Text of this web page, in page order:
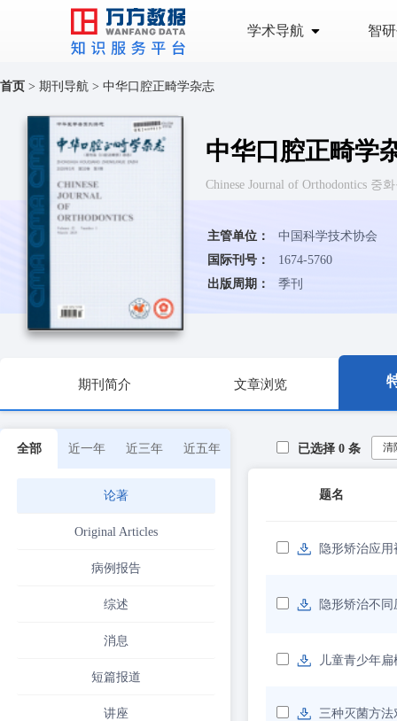
学术导航 智
首页 > 期刊导航 > 中华口腔正畸学杂志
中华口腔正畸学
Chinese Journal of Orthodontics 중
主管单位：
中国科学技术协会
国际刊号：
1674-5760
出版周期：
季刊
期刊简介 文章浏览
全部 近一年 近三年 近五年
论著
Original Articles
病例报告
综述
消息
短篇报道
讲座
已选择 0 条 清
题名
隐形矫治应
隐形矫治不
儿童青少年
三种灭菌方